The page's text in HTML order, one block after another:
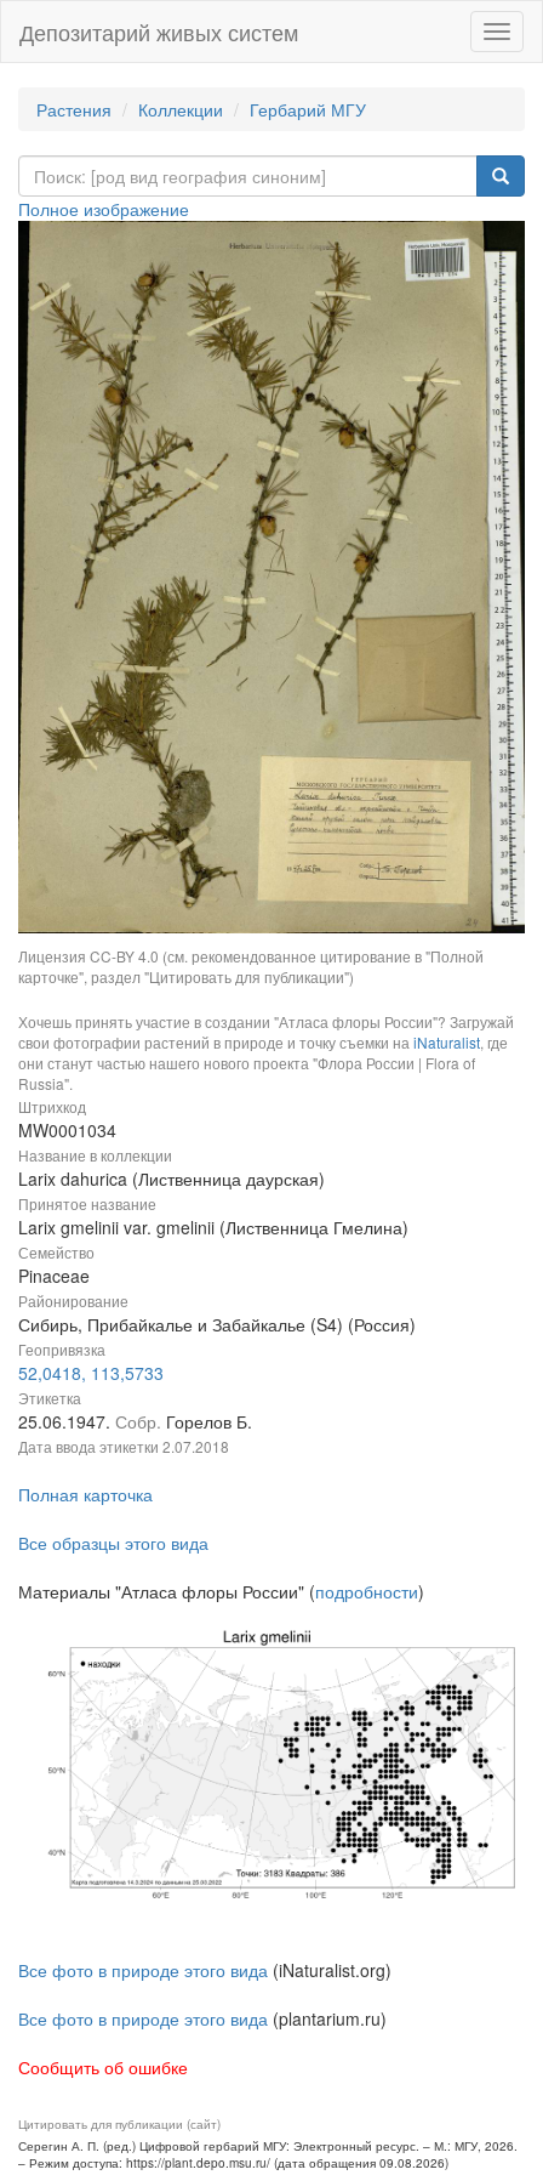
Депозитарий живых систем
Растения Коллекции Гербарий МГУ
Полное изображение
Лицензия CC-BY 4.0 (см. рекомендованное цитирование в "Полной
карточке", раздел "Цитировать для публикации")
Хочешь принять участие в создании "Атласа флоры России"? Загружай
свои фотографии растений в природе и точку съемки на iNaturalist, где
они станут частью нашего нового проекта "Флора России | Flora of
Russia".
Штрихкод
MW0001034
Название в коллекции
Larix dahurica (Лиственница даурская)
Принятое название
Larix gmelinii var. gmelinii (Лиственница Гмелина)
Семейство
Pinaceae
Районирование
Сибирь, Прибайкалье и Забайкалье (S4) (Россия)
Геопривязка
52,0418, 113,5733
Этикетка
25.06.1947. Собр. Горелов Б.
Дата ввода этикетки 2.07.2018
Полная карточка
Все образцы этого вида
Материалы "Атласа флоры России" (подробности)
Все фото в природе этого вида (iNaturalist.org)
Все фото в природе этого вида (plantarium.ru)
Сообщить об ошибке
Цитировать для публикации (сайт)
Серегин А. П. (ред.) Цифровой гербарий МГУ: Электронный ресурс. – М.: МГУ, 2026.
– Режим доступа: https://plant.depo.msu.ru/ (дата обращения 09.08.2026)